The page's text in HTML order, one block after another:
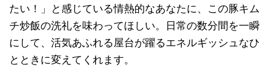
たい！」と感じている情熱的なあなたに、この豚キム
チ炒飯の洗礼を味わってほしい。日常の数分間を一瞬
にして、活気あふれる屋台が躍るエネルギッシュなひ
とときに変えてくれます。